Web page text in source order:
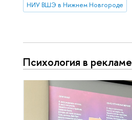
НИУ ВШЭ в Нижнем Новгороде
Психология в рекламе